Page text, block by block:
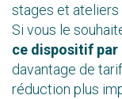
stages et ateliers
Si vous le
ce dispositif par
davantage de
réduction plus